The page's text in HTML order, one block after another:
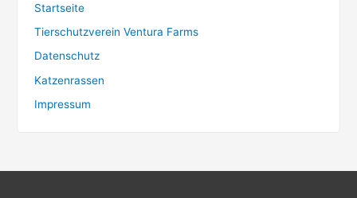
Startseite
Tierschutzverein Ventura Farms
Datenschutz
Katzenrassen
Impressum